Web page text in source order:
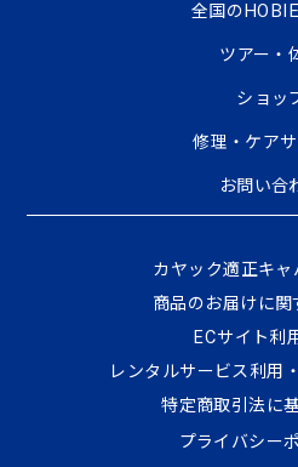
全国の
ツアー・
ショッ
修理・ケア
お問い合
カヤック適正キャ
商品のお届けに関
ECサイト利
レンタルサービス利用
特定商取引法に
プライバシー